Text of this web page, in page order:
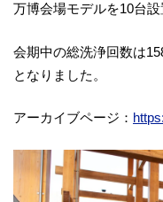
万博会場モデルを10台設
会期中の総洗浄回数は
となりました。
アーカイブページ：